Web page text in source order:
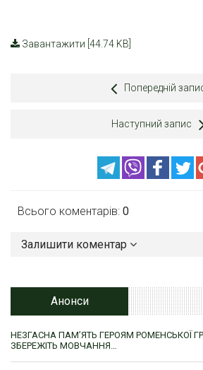
Завантажити [44.74 KB]
Попередній
Наступний запис
Всього коментарів: 0
Залишити коментар
Анонси
НЕЗГАСНА ПАМ’ЯТЬ ГЕРОЯМ РОМЕНСЬКОЇ
ЗБЕРЕЖІТЬ МОВЧАННЯ…